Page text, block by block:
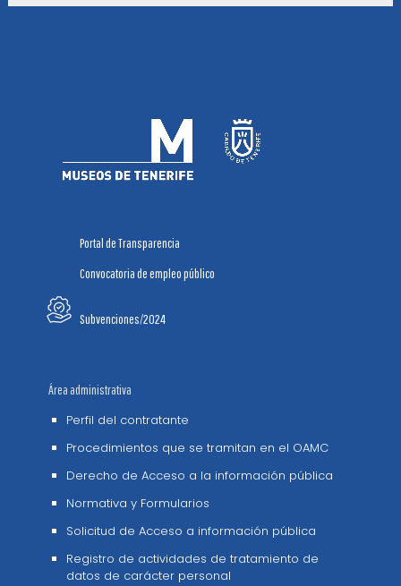
Portal de Transparencia
Convocatoria de empleo público
Subvenciones/2024
Área administrativa
Perfil del contratante
Procedimientos que se tramitan en el OAMC
Derecho de Acceso a la información pública
Normativa y Formularios
Solicitud de Acceso a información pública
Registro de actividades de tratamiento de
datos de carácter personal